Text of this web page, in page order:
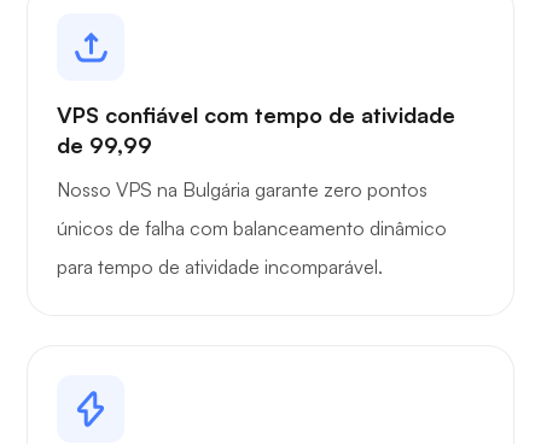
VPS confiável com tempo de atividade
de 99,99
Nosso VPS na Bulgária garante zero pontos
únicos de falha com balanceamento dinâmico
para tempo de atividade incomparável.